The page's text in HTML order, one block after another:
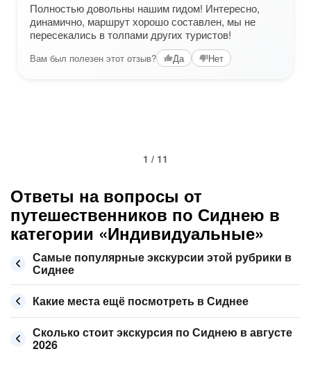
Полностью довольны нашим гидом! Интересно,
динамично, маршрут хорошо составлен, мы не
пересекались в толпами других туристов!
Вам был полезен этот отзыв? Да Нет
1 / 11
Ответы на вопросы от
путешественников по Сиднею в
категории «Индивидуальные»
Самые популярные экскурсии этой рубрики в
Сиднее
Какие места ещё посмотреть в Сиднее
Сколько стоит экскурсия по Сиднею в августе
2026